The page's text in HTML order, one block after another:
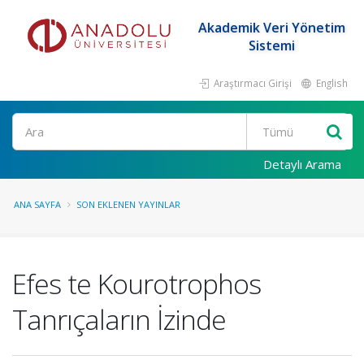
Akademik Veri Yönetim
Sistemi
Araştırmacı Girişi English
Ara
Detaylı Arama
ANA SAYFA SON EKLENEN YAYINLAR
Efes te Kourotrophos
Tanrıçaların İzinde